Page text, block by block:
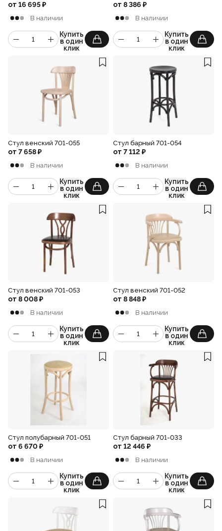
от 16 695₽
В наличии
Купить
в один
клик
от 8 386 ₽
В наличии
Купить
в один
клик
Стул венский 701-055
от 7 658₽
В наличии
Купить
в один
клик
Стул барный 701-054
от 7 112 ₽
В наличии
Купить
в один
клик
Стул венский 701-053
от 8 008₽
В наличии
Купить
в один
клик
Стул венский 701-052
от 8 848₽
В наличии
Купить
в один
клик
Стул полубарный 701-051
от 6 670₽
В наличии
Купить
в один
клик
Стул барный 701-033
от 12 446 ₽
В наличии
Купить
в один
клик